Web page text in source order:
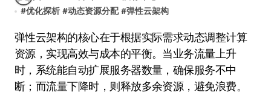
#优化探析 #动态资源分配 #弹性云架构
弹性云架构的核心在于根据实际需求动态调整计算
资源，实现高效与成本的平衡。当业务流量上升
时，系统能自动扩展服务器数量，确保服务不中
断；而流量下降时，则释放多余资源，避免浪费。